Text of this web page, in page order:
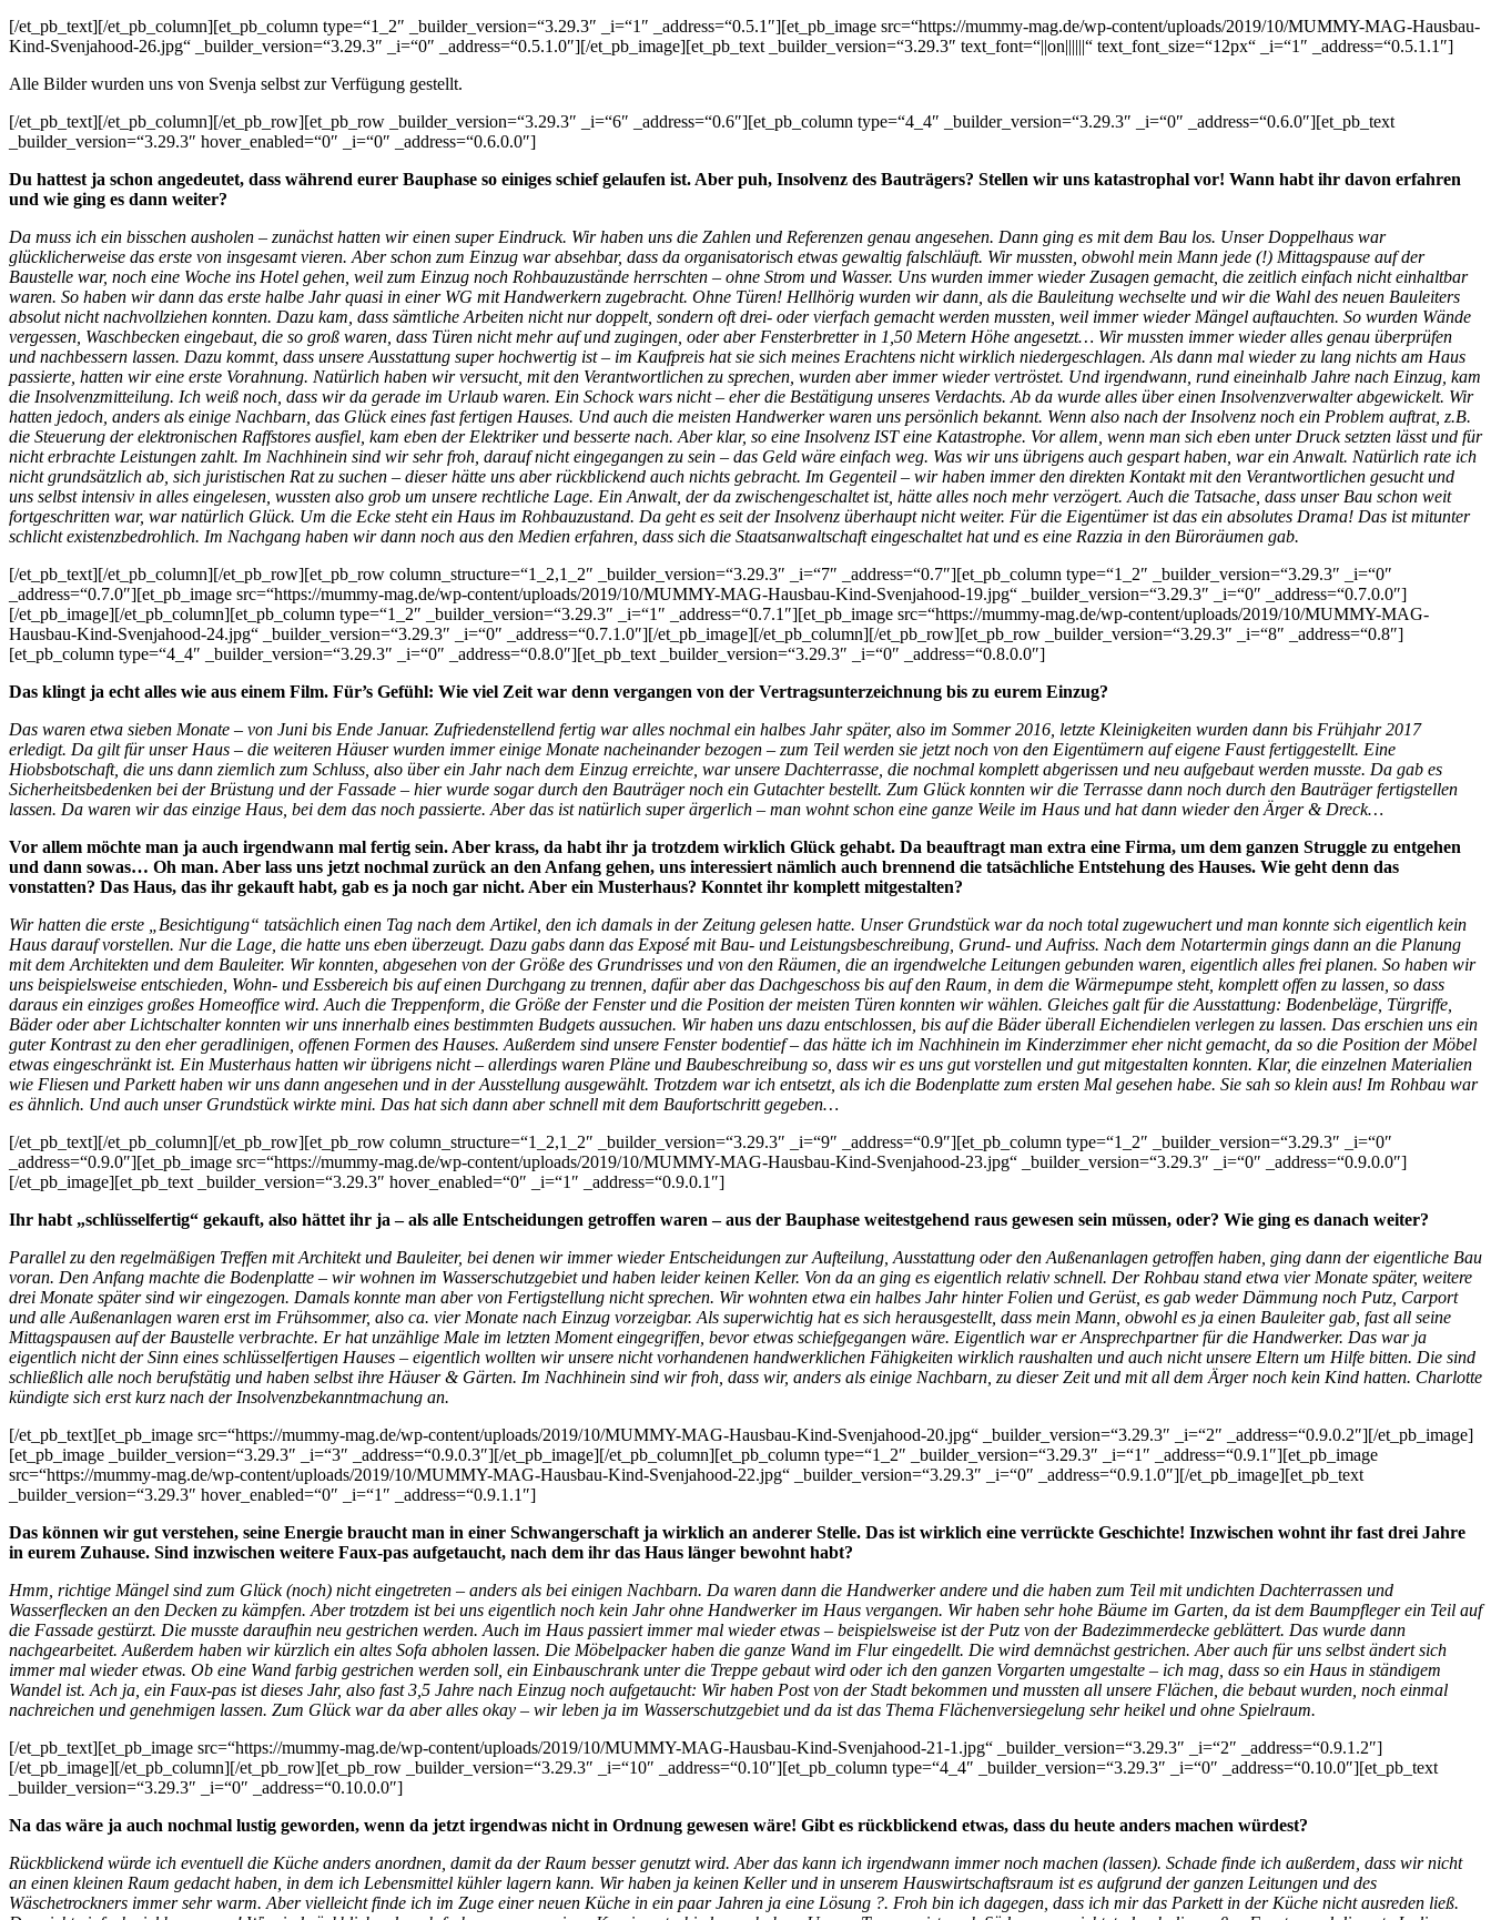
[/et_pb_text][/et_pb_column][et_pb_column type=“1_2″ _builder_version=“3.29.3″ _i=“1″ _address=“0.5.1″][et_pb_image src=“https://mummy-mag.de/wp-content/uploads/2019/10/MUMMY-MAG-Hausbau-
Kind-Svenjahood-26.jpg“ _builder_version=“3.29.3″ _i=“0″ _address=“0.5.1.0″][/et_pb_image][et_pb_text _builder_version=“3.29.3″ text_font=“||on||||||“ text_font_size=“12px“ _i=“1″ _address=“0.5.1.1″]
Alle Bilder wurden uns von Svenja selbst zur Verfügung gestellt.
[/et_pb_text][/et_pb_column][/et_pb_row][et_pb_row _builder_version=“3.29.3″ _i=“6″ _address=“0.6″][et_pb_column type=“4_4″ _builder_version=“3.29.3″ _i=“0″ _address=“0.6.0″][et_pb_text
_builder_version=“3.29.3″ hover_enabled=“0″ _i=“0″ _address=“0.6.0.0″]
Du hattest ja schon angedeutet, dass während eurer Bauphase so einiges schief gelaufen ist. Aber puh, Insolvenz des Bauträgers? Stellen wir uns katastrophal vor! Wann habt ihr davon erfahren
und wie ging es dann weiter?
Da muss ich ein bisschen ausholen – zunächst hatten wir einen super Eindruck. Wir haben uns die Zahlen und Referenzen genau angesehen. Dann ging es mit dem Bau los. Unser Doppelhaus war
glücklicherweise das erste von insgesamt vieren. Aber schon zum Einzug war absehbar, dass da organisatorisch etwas gewaltig falschläuft. Wir mussten, obwohl mein Mann jede (!) Mittagspause auf der
Baustelle war, noch eine Woche ins Hotel gehen, weil zum Einzug noch Rohbauzustände herrschten – ohne Strom und Wasser. Uns wurden immer wieder Zusagen gemacht, die zeitlich einfach nicht einhaltbar
waren. So haben wir dann das erste halbe Jahr quasi in einer WG mit Handwerkern zugebracht. Ohne Türen! Hellhörig wurden wir dann, als die Bauleitung wechselte und wir die Wahl des neuen Bauleiters
absolut nicht nachvollziehen konnten. Dazu kam, dass sämtliche Arbeiten nicht nur doppelt, sondern oft drei- oder vierfach gemacht werden mussten, weil immer wieder Mängel auftauchten. So wurden Wände
vergessen, Waschbecken eingebaut, die so groß waren, dass Türen nicht mehr auf und zugingen, oder aber Fensterbretter in 1,50 Metern Höhe angesetzt… Wir mussten immer wieder alles genau überprüfen
und nachbessern lassen. Dazu kommt, dass unsere Ausstattung super hochwertig ist – im Kaufpreis hat sie sich meines Erachtens nicht wirklich niedergeschlagen. Als dann mal wieder zu lang nichts am Haus
passierte, hatten wir eine erste Vorahnung. Natürlich haben wir versucht, mit den Verantwortlichen zu sprechen, wurden aber immer wieder vertröstet. Und irgendwann, rund eineinhalb Jahre nach Einzug, kam
die Insolvenzmitteilung. Ich weiß noch, dass wir da gerade im Urlaub waren. Ein Schock wars nicht – eher die Bestätigung unseres Verdachts. Ab da wurde alles über einen Insolvenzverwalter abgewickelt. Wir
hatten jedoch, anders als einige Nachbarn, das Glück eines fast fertigen Hauses. Und auch die meisten Handwerker waren uns persönlich bekannt. Wenn also nach der Insolvenz noch ein Problem auftrat, z.B.
die Steuerung der elektronischen Raffstores ausfiel, kam eben der Elektriker und besserte nach. Aber klar, so eine Insolvenz IST eine Katastrophe. Vor allem, wenn man sich eben unter Druck setzten lässt und für
nicht erbrachte Leistungen zahlt. Im Nachhinein sind wir sehr froh, darauf nicht eingegangen zu sein – das Geld wäre einfach weg. Was wir uns übrigens auch gespart haben, war ein Anwalt. Natürlich rate ich
nicht grundsätzlich ab, sich juristischen Rat zu suchen – dieser hätte uns aber rückblickend auch nichts gebracht. Im Gegenteil – wir haben immer den direkten Kontakt mit den Verantwortlichen gesucht und
uns selbst intensiv in alles eingelesen, wussten also grob um unsere rechtliche Lage. Ein Anwalt, der da zwischengeschaltet ist, hätte alles noch mehr verzögert. Auch die Tatsache, dass unser Bau schon weit
fortgeschritten war, war natürlich Glück. Um die Ecke steht ein Haus im Rohbauzustand. Da geht es seit der Insolvenz überhaupt nicht weiter. Für die Eigentümer ist das ein absolutes Drama! Das ist mitunter
schlicht existenzbedrohlich. Im Nachgang haben wir dann noch aus den Medien erfahren, dass sich die Staatsanwaltschaft eingeschaltet hat und es eine Razzia in den Büroräumen gab.
[/et_pb_text][/et_pb_column][/et_pb_row][et_pb_row column_structure=“1_2,1_2″ _builder_version=“3.29.3″ _i=“7″ _address=“0.7″][et_pb_column type=“1_2″ _builder_version=“3.29.3″ _i=“0″
_address=“0.7.0″][et_pb_image src=“https://mummy-mag.de/wp-content/uploads/2019/10/MUMMY-MAG-Hausbau-Kind-Svenjahood-19.jpg“ _builder_version=“3.29.3″ _i=“0″ _address=“0.7.0.0″]
[/et_pb_image][/et_pb_column][et_pb_column type=“1_2″ _builder_version=“3.29.3″ _i=“1″ _address=“0.7.1″][et_pb_image src=“https://mummy-mag.de/wp-content/uploads/2019/10/MUMMY-MAG-
Hausbau-Kind-Svenjahood-24.jpg“ _builder_version=“3.29.3″ _i=“0″ _address=“0.7.1.0″][/et_pb_image][/et_pb_column][/et_pb_row][et_pb_row _builder_version=“3.29.3″ _i=“8″ _address=“0.8″]
[et_pb_column type=“4_4″ _builder_version=“3.29.3″ _i=“0″ _address=“0.8.0″][et_pb_text _builder_version=“3.29.3″ _i=“0″ _address=“0.8.0.0″]
Das klingt ja echt alles wie aus einem Film. Für’s Gefühl: Wie viel Zeit war denn vergangen von der Vertragsunterzeichnung bis zu eurem Einzug?
Das waren etwa sieben Monate – von Juni bis Ende Januar. Zufriedenstellend fertig war alles nochmal ein halbes Jahr später, also im Sommer 2016, letzte Kleinigkeiten wurden dann bis Frühjahr 2017
erledigt. Da gilt für unser Haus – die weiteren Häuser wurden immer einige Monate nacheinander bezogen – zum Teil werden sie jetzt noch von den Eigentümern auf eigene Faust fertiggestellt. Eine
Hiobsbotschaft, die uns dann ziemlich zum Schluss, also über ein Jahr nach dem Einzug erreichte, war unsere Dachterrasse, die nochmal komplett abgerissen und neu aufgebaut werden musste. Da gab es
Sicherheitsbedenken bei der Brüstung und der Fassade – hier wurde sogar durch den Bauträger noch ein Gutachter bestellt. Zum Glück konnten wir die Terrasse dann noch durch den Bauträger fertigstellen
lassen. Da waren wir das einzige Haus, bei dem das noch passierte. Aber das ist natürlich super ärgerlich – man wohnt schon eine ganze Weile im Haus und hat dann wieder den Ärger & Dreck…
Vor allem möchte man ja auch irgendwann mal fertig sein. Aber krass, da habt ihr ja trotzdem wirklich Glück gehabt. Da beauftragt man extra eine Firma, um dem ganzen Struggle zu entgehen
und dann sowas… Oh man. Aber lass uns jetzt nochmal zurück an den Anfang gehen, uns interessiert nämlich auch brennend die tatsächliche Entstehung des Hauses. Wie geht denn das
vonstatten? Das Haus, das ihr gekauft habt, gab es ja noch gar nicht. Aber ein Musterhaus? Konntet ihr komplett mitgestalten?
Wir hatten die erste „Besichtigung“ tatsächlich einen Tag nach dem Artikel, den ich damals in der Zeitung gelesen hatte. Unser Grundstück war da noch total zugewuchert und man konnte sich eigentlich kein
Haus darauf vorstellen. Nur die Lage, die hatte uns eben überzeugt. Dazu gabs dann das Exposé mit Bau- und Leistungsbeschreibung, Grund- und Aufriss. Nach dem Notartermin gings dann an die Planung
mit dem Architekten und dem Bauleiter. Wir konnten, abgesehen von der Größe des Grundrisses und von den Räumen, die an irgendwelche Leitungen gebunden waren, eigentlich alles frei planen. So haben wir
uns beispielsweise entschieden, Wohn- und Essbereich bis auf einen Durchgang zu trennen, dafür aber das Dachgeschoss bis auf den Raum, in dem die Wärmepumpe steht, komplett offen zu lassen, so dass
daraus ein einziges großes Homeoffice wird. Auch die Treppenform, die Größe der Fenster und die Position der meisten Türen konnten wir wählen. Gleiches galt für die Ausstattung: Bodenbeläge, Türgriffe,
Bäder oder aber Lichtschalter konnten wir uns innerhalb eines bestimmten Budgets aussuchen. Wir haben uns dazu entschlossen, bis auf die Bäder überall Eichendielen verlegen zu lassen. Das erschien uns ein
guter Kontrast zu den eher geradlinigen, offenen Formen des Hauses. Außerdem sind unsere Fenster bodentief – das hätte ich im Nachhinein im Kinderzimmer eher nicht gemacht, da so die Position der Möbel
etwas eingeschränkt ist. Ein Musterhaus hatten wir übrigens nicht – allerdings waren Pläne und Baubeschreibung so, dass wir es uns gut vorstellen und gut mitgestalten konnten. Klar, die einzelnen Materialien
wie Fliesen und Parkett haben wir uns dann angesehen und in der Ausstellung ausgewählt. Trotzdem war ich entsetzt, als ich die Bodenplatte zum ersten Mal gesehen habe. Sie sah so klein aus! Im Rohbau war
es ähnlich. Und auch unser Grundstück wirkte mini. Das hat sich dann aber schnell mit dem Baufortschritt gegeben…
[/et_pb_text][/et_pb_column][/et_pb_row][et_pb_row column_structure=“1_2,1_2″ _builder_version=“3.29.3″ _i=“9″ _address=“0.9″][et_pb_column type=“1_2″ _builder_version=“3.29.3″ _i=“0″
_address=“0.9.0″][et_pb_image src=“https://mummy-mag.de/wp-content/uploads/2019/10/MUMMY-MAG-Hausbau-Kind-Svenjahood-23.jpg“ _builder_version=“3.29.3″ _i=“0″ _address=“0.9.0.0″]
[/et_pb_image][et_pb_text _builder_version=“3.29.3″ hover_enabled=“0″ _i=“1″ _address=“0.9.0.1″]
Ihr habt „schlüsselfertig“ gekauft, also hättet ihr ja – als alle Entscheidungen getroffen waren – aus der Bauphase weitestgehend raus gewesen sein müssen, oder? Wie ging es danach weiter?
Parallel zu den regelmäßigen Treffen mit Architekt und Bauleiter, bei denen wir immer wieder Entscheidungen zur Aufteilung, Ausstattung oder den Außenanlagen getroffen haben, ging dann der eigentliche Bau
voran. Den Anfang machte die Bodenplatte – wir wohnen im Wasserschutzgebiet und haben leider keinen Keller. Von da an ging es eigentlich relativ schnell. Der Rohbau stand etwa vier Monate später, weitere
drei Monate später sind wir eingezogen. Damals konnte man aber von Fertigstellung nicht sprechen. Wir wohnten etwa ein halbes Jahr hinter Folien und Gerüst, es gab weder Dämmung noch Putz, Carport
und alle Außenanlagen waren erst im Frühsommer, also ca. vier Monate nach Einzug vorzeigbar. Als superwichtig hat es sich herausgestellt, dass mein Mann, obwohl es ja einen Bauleiter gab, fast all seine
Mittagspausen auf der Baustelle verbrachte. Er hat unzählige Male im letzten Moment eingegriffen, bevor etwas schiefgegangen wäre. Eigentlich war er Ansprechpartner für die Handwerker. Das war ja
eigentlich nicht der Sinn eines schlüsselfertigen Hauses – eigentlich wollten wir unsere nicht vorhandenen handwerklichen Fähigkeiten wirklich raushalten und auch nicht unsere Eltern um Hilfe bitten. Die sind
schließlich alle noch berufstätig und haben selbst ihre Häuser & Gärten. Im Nachhinein sind wir froh, dass wir, anders als einige Nachbarn, zu dieser Zeit und mit all dem Ärger noch kein Kind hatten. Charlotte
kündigte sich erst kurz nach der Insolvenzbekanntmachung an.
[/et_pb_text][et_pb_image src=“https://mummy-mag.de/wp-content/uploads/2019/10/MUMMY-MAG-Hausbau-Kind-Svenjahood-20.jpg“ _builder_version=“3.29.3″ _i=“2″ _address=“0.9.0.2″][/et_pb_image]
[et_pb_image _builder_version=“3.29.3″ _i=“3″ _address=“0.9.0.3″][/et_pb_image][/et_pb_column][et_pb_column type=“1_2″ _builder_version=“3.29.3″ _i=“1″ _address=“0.9.1″][et_pb_image
src=“https://mummy-mag.de/wp-content/uploads/2019/10/MUMMY-MAG-Hausbau-Kind-Svenjahood-22.jpg“ _builder_version=“3.29.3″ _i=“0″ _address=“0.9.1.0″][/et_pb_image][et_pb_text
_builder_version=“3.29.3″ hover_enabled=“0″ _i=“1″ _address=“0.9.1.1″]
Das können wir gut verstehen, seine Energie braucht man in einer Schwangerschaft ja wirklich an anderer Stelle. Das ist wirklich eine verrückte Geschichte! Inzwischen wohnt ihr fast drei Jahre
in eurem Zuhause. Sind inzwischen weitere Faux-pas aufgetaucht, nach dem ihr das Haus länger bewohnt habt?
Hmm, richtige Mängel sind zum Glück (noch) nicht eingetreten – anders als bei einigen Nachbarn. Da waren dann die Handwerker andere und die haben zum Teil mit undichten Dachterrassen und
Wasserflecken an den Decken zu kämpfen. Aber trotzdem ist bei uns eigentlich noch kein Jahr ohne Handwerker im Haus vergangen. Wir haben sehr hohe Bäume im Garten, da ist dem Baumpfleger ein Teil auf
die Fassade gestürzt. Die musste daraufhin neu gestrichen werden. Auch im Haus passiert immer mal wieder etwas – beispielsweise ist der Putz von der Badezimmerdecke geblättert. Das wurde dann
nachgearbeitet. Außerdem haben wir kürzlich ein altes Sofa abholen lassen. Die Möbelpacker haben die ganze Wand im Flur eingedellt. Die wird demnächst gestrichen. Aber auch für uns selbst ändert sich
immer mal wieder etwas. Ob eine Wand farbig gestrichen werden soll, ein Einbauschrank unter die Treppe gebaut wird oder ich den ganzen Vorgarten umgestalte – ich mag, dass so ein Haus in ständigem
Wandel ist. Ach ja, ein Faux-pas ist dieses Jahr, also fast 3,5 Jahre nach Einzug noch aufgetaucht: Wir haben Post von der Stadt bekommen und mussten all unsere Flächen, die bebaut wurden, noch einmal
nachreichen und genehmigen lassen. Zum Glück war da aber alles okay – wir leben ja im Wasserschutzgebiet und da ist das Thema Flächenversiegelung sehr heikel und ohne Spielraum.
[/et_pb_text][et_pb_image src=“https://mummy-mag.de/wp-content/uploads/2019/10/MUMMY-MAG-Hausbau-Kind-Svenjahood-21-1.jpg“ _builder_version=“3.29.3″ _i=“2″ _address=“0.9.1.2″]
[/et_pb_image][/et_pb_column][/et_pb_row][et_pb_row _builder_version=“3.29.3″ _i=“10″ _address=“0.10″][et_pb_column type=“4_4″ _builder_version=“3.29.3″ _i=“0″ _address=“0.10.0″][et_pb_text
_builder_version=“3.29.3″ _i=“0″ _address=“0.10.0.0″]
Na das wäre ja auch nochmal lustig geworden, wenn da jetzt irgendwas nicht in Ordnung gewesen wäre! Gibt es rückblickend etwas, dass du heute anders machen würdest?
Rückblickend würde ich eventuell die Küche anders anordnen, damit da der Raum besser genutzt wird. Aber das kann ich irgendwann immer noch machen (lassen). Schade finde ich außerdem, dass wir nicht
an einen kleinen Raum gedacht haben, in dem ich Lebensmittel kühler lagern kann. Wir haben ja keinen Keller und in unserem Hauswirtschaftsraum ist es aufgrund der ganzen Leitungen und des
Wäschetrockners immer sehr warm. Aber vielleicht finde ich im Zuge einer neuen Küche in ein paar Jahren ja eine Lösung ?. Froh bin ich dagegen, dass ich mir das Parkett in der Küche nicht ausreden ließ.